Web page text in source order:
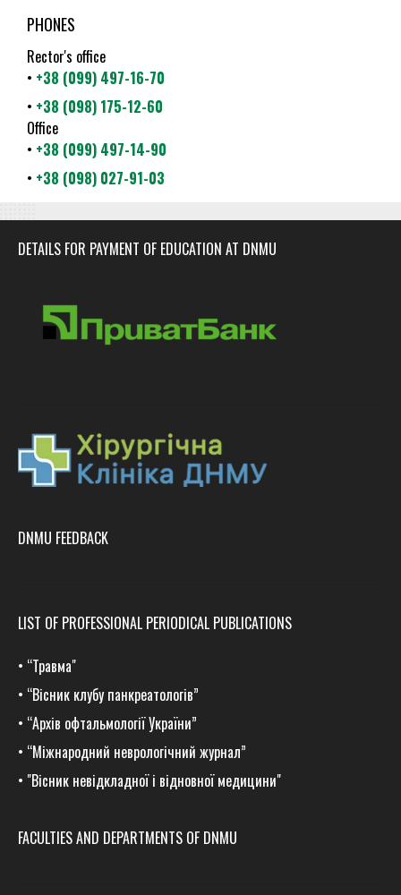
PHONES
Rector's office
• +38 (099) 497-16-70
• +38 (098) 175-12-60
Office
• +38 (099) 497-14-90
• +38 (098) 027-91-03
DETAILS FOR PAYMENT OF EDUCATION AT DNMU
DNMU FEEDBACK
LIST OF PROFESSIONAL PERIODICAL PUBLICATIONS
• “Травма"
• “Вісник клубу панкреатологів”
• “Архів офтальмології України”
• “Міжнародний неврологічний журнал”
• "Вісник невідкладної і відновної медицини"
FACULTIES AND DEPARTMENTS OF DNMU